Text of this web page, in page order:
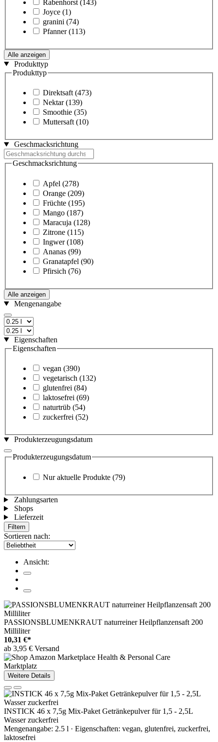
Rabenhorst (143)
Joyce (1)
granini (74)
Pfanner (113)
Alle anzeigen
Produkttyp
Produkttyp
Direktsaft (473)
Nektar (139)
Smoothie (35)
Muttersaft (10)
Geschmacksrichtung
Geschmacksrichtung
Apfel (278)
Orange (209)
Früchte (195)
Mango (187)
Maracuja (128)
Zitrone (115)
Ingwer (108)
Ananas (99)
Granatapfel (90)
Pfirsich (76)
Alle anzeigen
Mengenangabe
Eigenschaften
Eigenschaften
vegan (390)
vegetarisch (132)
glutenfrei (84)
laktosefrei (69)
naturtrüb (54)
zuckerfrei (52)
Produkterzeugungsdatum
Produkterzeugungsdatum
Nur aktuelle Produkte (79)
Zahlungsarten
Shops
Lieferzeit
Filtern
Sortieren nach:
Ansicht:
PASSIONSBLUMENKRAUT naturreiner Heilpflanzensaft 200
Milliliter
10,31 €*
ab 3,95 € Versand
Marktplatz
Weitere Details
INSTICK 46 x 7,5g Mix-Paket Getränkepulver für 1,5 - 2,5L
Wasser zuckerfrei
Mengenangabe: 2.5 l · Eigenschaften: vegan, glutenfrei, zuckerfrei,
laktosefrei